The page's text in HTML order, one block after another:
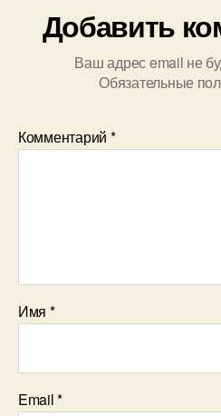
Добавить
Ваш адрес email не
Обязательные
Комментарий *
Имя *
Email*